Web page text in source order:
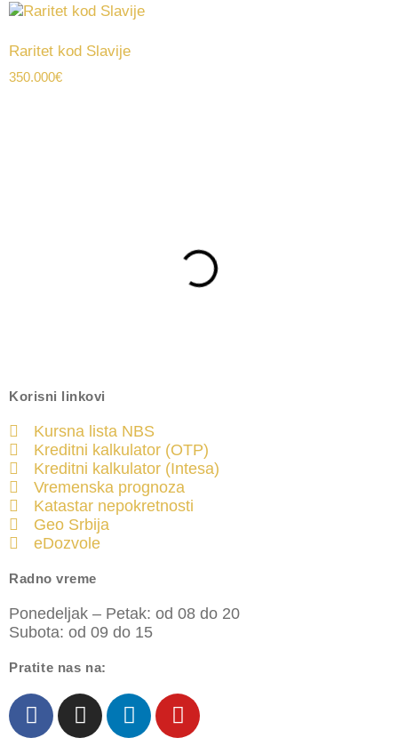
Raritet kod Slavije
350.000€
Korisni linkovi
Kursna lista NBS
Kreditni kalkulator (OTP)
Kreditni kalkulator (Intesa)
Vremenska prognoza
Katastar nepokretnosti
Geo Srbija
eDozvole
Radno vreme
Ponedeljak – Petak: od 08 do 20
Subota: od 09 do 15
Pratite nas na: